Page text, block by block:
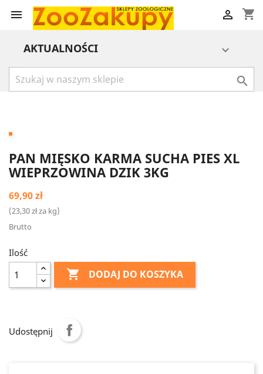
 shopping_cart

AKTUALNOŚCI 

PAN MIĘSKO KARMA SUCHA PIES XL
WIEPRZOWINA DZIK 3KG
69,90 zł
(23,30 zł za kg)
Brutto
Ilość
 DODAJ DO KOSZYKA
Udostępnij